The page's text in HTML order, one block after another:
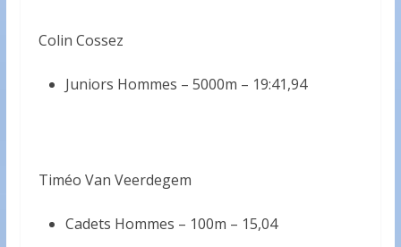
Colin Cossez
Juniors Hommes – 5000m – 19:41,94
Timéo Van Veerdegem
Cadets Hommes – 100m – 15,04